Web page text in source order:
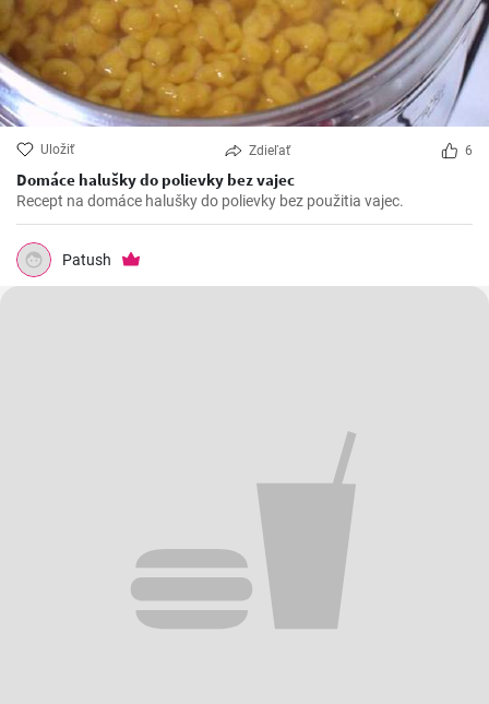
Uložiť Zdieľať 6
Domáce halušky do polievky bez vajec
Recept na domáce halušky do polievky bez použitia vajec.
Patush